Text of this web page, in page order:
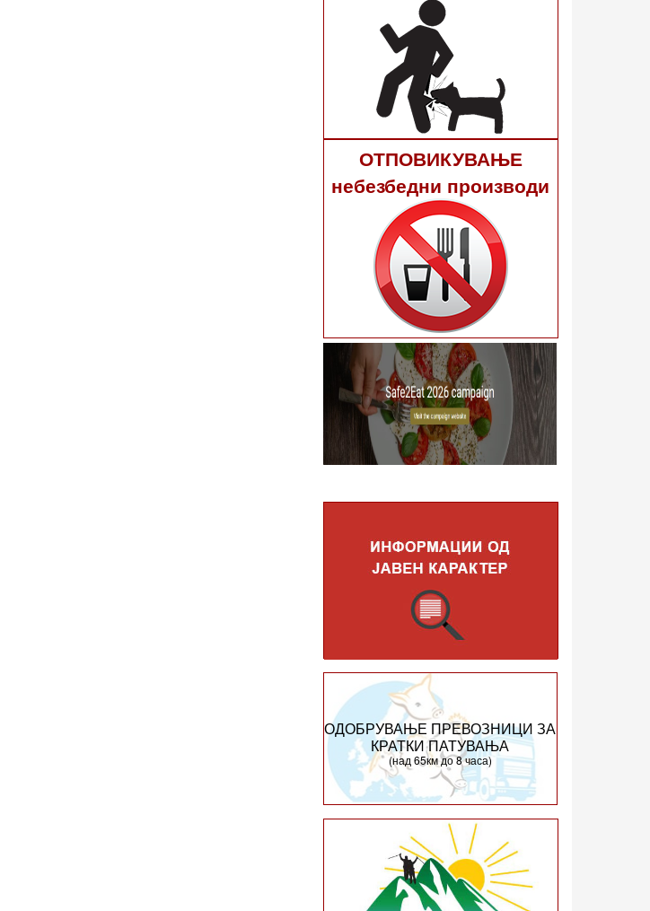
ОТПОВИКУВАЊЕ
небезбедни производи
ОДОБРУВАЊЕ ПРЕВОЗНИЦИ ЗА
КРАТКИ ПАТУВАЊА
(над 65км до 8 часа)